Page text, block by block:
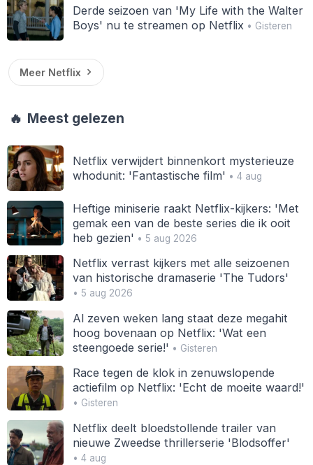
Derde seizoen van 'My Life with the Walter
Boys' nu te streamen op Netflix • Gisteren
Meer Netflix
🔥 Meest gelezen
Netflix verwijdert binnenkort mysterieuze
whodunit: 'Fantastische film' • 4 aug
Heftige miniserie raakt Netflix-kijkers: 'Met
gemak een van de beste series die ik ooit
heb gezien' • 5 aug 2026
Netflix verrast kijkers met alle seizoenen
van historische dramaserie 'The Tudors'
• 5 aug 2026
Al zeven weken lang staat deze megahit
hoog bovenaan op Netflix: 'Wat een
steengoede serie!' • Gisteren
Race tegen de klok in zenuwslopende
actiefilm op Netflix: 'Echt de moeite waard!'
• Gisteren
Netflix deelt bloedstollende trailer van
nieuwe Zweedse thrillerserie 'Blodsoffer'
• 4 aug